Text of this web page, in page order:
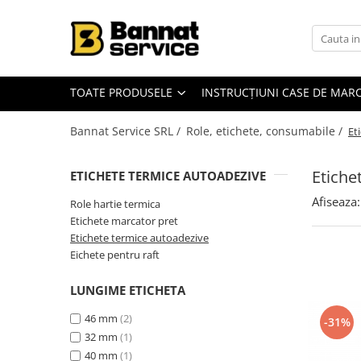
Toate Produsele
Case de marcat si imprimante
Casa de marcat
Accesorii case de marcat
Casa de marcat pentru vendomate
Sisteme complete de vanzare si
Sisteme de vanzare si gestiune
Restaurant, Bar și Cafenea
Cantar electronic
TOATE PRODUSELE INSTRUCȚIUNI CASE DE
Bannat Service SRL / Role, etichete, consumabile /
ETICHETE TERMICE AUTOADEZIVE
Role hartie termica
Etichete marcator pret
Etichete termice autoadezive
Eichete pentru raft
LUNGIME ETICHETA
46 mm (2)
32 mm (1)
40 mm (1)
Afiseaza:
-31%